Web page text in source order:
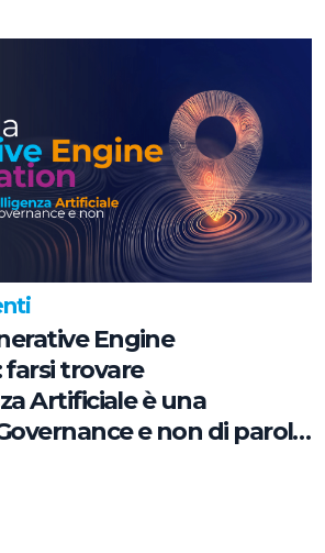
Engine
trovare
Artificiale è una
e non di parole